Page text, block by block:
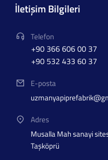
İletişim Bilgileri
Telefon
+90 366 606 00 37
+90 532 433 60 37
E-posta
Adres
Musalla Mah sanayi
Taşköprü